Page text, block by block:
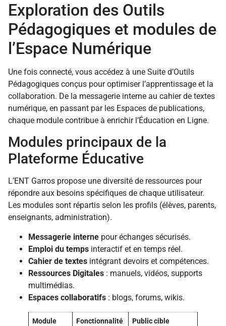
Exploration des Outils
Pédagogiques et modules de
l’Espace Numérique
Une fois connecté, vous accédez à une Suite d’Outils
Pédagogiques conçus pour optimiser l’apprentissage et la
collaboration. De la messagerie interne au cahier de textes
numérique, en passant par les Espaces de publications,
chaque module contribue à enrichir l’Éducation en Ligne.
Modules principaux de la
Plateforme Éducative
L’ENT Garros propose une diversité de ressources pour
répondre aux besoins spécifiques de chaque utilisateur.
Les modules sont répartis selon les profils (élèves, parents,
enseignants, administration).
Messagerie interne pour échanges sécurisés.
Emploi du temps interactif et en temps réel.
Cahier de textes intégrant devoirs et compétences.
Ressources Digitales : manuels, vidéos, supports
multimédias.
Espaces collaboratifs : blogs, forums, wikis.
Module Fonctionnalité Public cible